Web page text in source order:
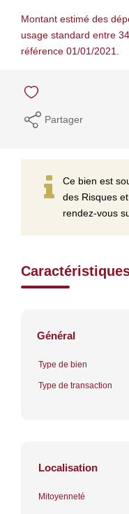
Montant estimé des
usage standard entre
référence 01/01/2021.
Partager
Ce bien est
des Risques
rendez-vous
Général
Type de bien
Type de transaction
Localisation
Mitoyenneté